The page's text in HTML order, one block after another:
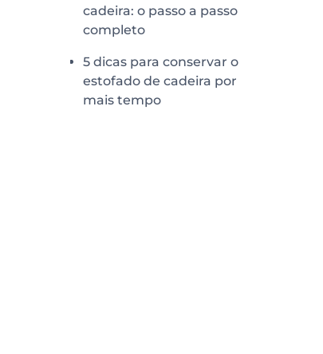
cadeira: o passo a passo
completo
5 dicas para conservar o
estofado de cadeira por
mais tempo